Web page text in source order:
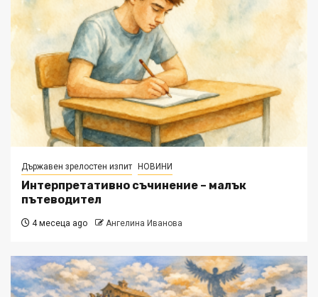
Държавен зрелостен изпит НОВИНИ
Интерпретативно съчинение – малък
пътеводител
4 месеца ago Ангелина Иванова